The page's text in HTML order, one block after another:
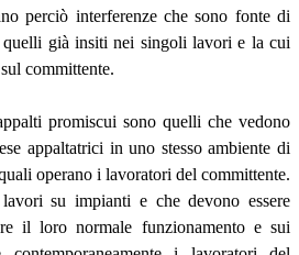
perciò interferenze che sono fonte di
già insiti nei singoli lavori e la cui
committente.
promiscui sono quelli che vedono
appaltatrici in uno stesso ambiente di
operano i lavoratori del committente.
su impianti e che devono essere
il loro normale funzionamento e sui